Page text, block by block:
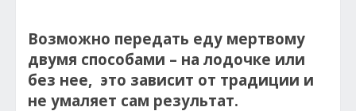
Возможно передать еду мертвому
двумя способами – на лодочке или
без нее, это зависит от традиции и
не умаляет сам результат.